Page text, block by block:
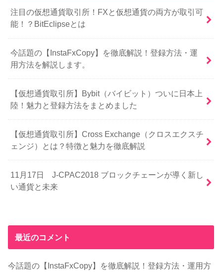
注目の仮想通貨取引所！FXと仮想通貨の両方が取引可
能！？BitEclipseとは
今話題の【InstaFxCopy】を徹底解説！登録方法・運
用方法を解説します。
【仮想通貨取引所】Bybit（バイビット）ついに日本上
陸！魅力と登録方法をまとめました
【仮想通貨取引所】Cross Exchange（クロスエクスチ
ェンジ）とは？特徴と魅力を徹底解説
11月17日 J-CPAC2018 ブロックチェーンが導く新し
い通貨と未来
最近のコメント
今話題の【InstaFxCopy】を徹底解説！登録方法・運用方